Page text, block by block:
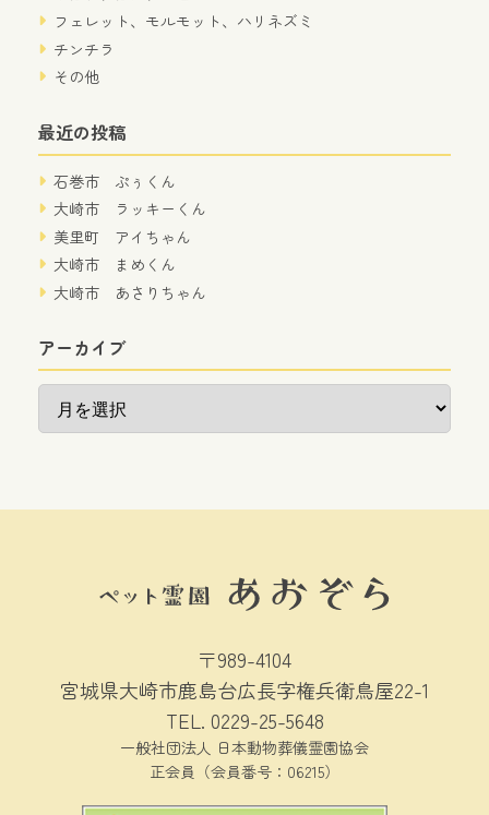
フェレット、モルモット、ハリネズミ
チンチラ
その他
最近の投稿
石巻市 ぷぅくん
大崎市 ラッキーくん
美里町 アイちゃん
大崎市 まめくん
大崎市 あさりちゃん
アーカイブ
〒989-4104
宮城県大崎市鹿島台広長字権兵衛鳥屋22-1
TEL. 0229-25-5648
一般社団法人 日本動物葬儀霊園協会
正会員（会員番号：06215）